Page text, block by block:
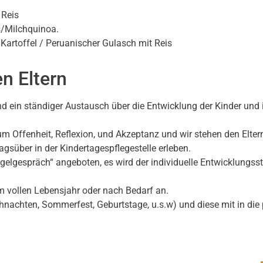
Milchquinoa.
/ Peruanischer Gulasch mit Reis
Eltern
ein ständiger Austausch über die Entwicklung der Kinder
Offenheit, Reflexion, und Akzeptanz und wir stehen den
in der Kindertagespflegestelle erleben.
angeboten, es wird der individuelle
vollen Lebensjahr oder nach Bedarf an.
Sommerfest, Geburtstage, u.s.w) und diese mit in